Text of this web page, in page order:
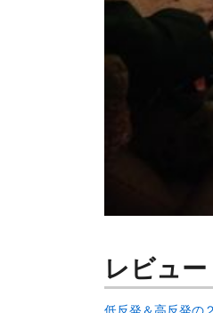
レビュー
低反発＆高反発